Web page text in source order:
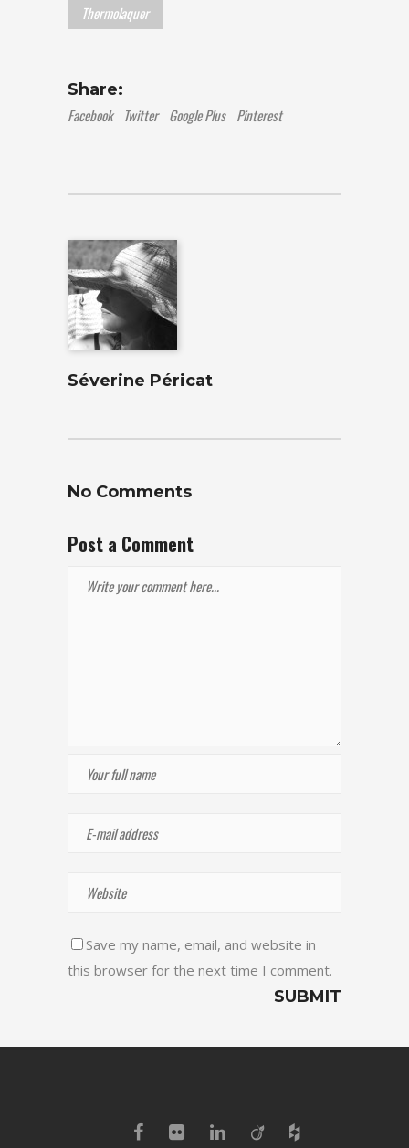
Thermolaquer
Share:
Facebook
Twitter Google Plus Pinterest
Séverine Péricat
No Comments
Post a Comment
Save my name, email, and website in
this browser for the next time I comment.